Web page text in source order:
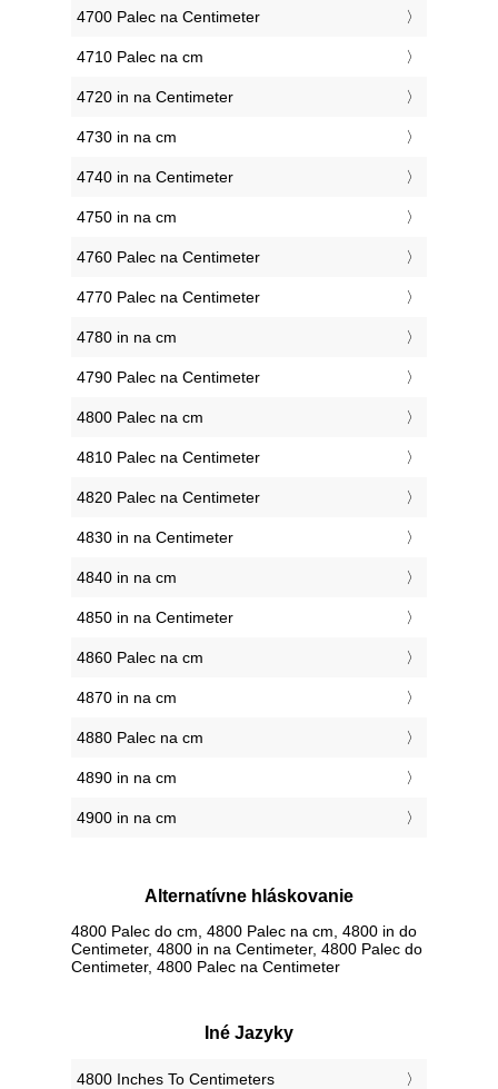
4700 Palec na Centimeter
4710 Palec na cm
4720 in na Centimeter
4730 in na cm
4740 in na Centimeter
4750 in na cm
4760 Palec na Centimeter
4770 Palec na Centimeter
4780 in na cm
4790 Palec na Centimeter
4800 Palec na cm
4810 Palec na Centimeter
4820 Palec na Centimeter
4830 in na Centimeter
4840 in na cm
4850 in na Centimeter
4860 Palec na cm
4870 in na cm
4880 Palec na cm
4890 in na cm
4900 in na cm
Alternatívne hláskovanie
4800 Palec do cm, 4800 Palec na cm, 4800 in do
Centimeter, 4800 in na Centimeter, 4800 Palec do
Centimeter, 4800 Palec na Centimeter
Iné Jazyky
‎4800 Inches To Centimeters